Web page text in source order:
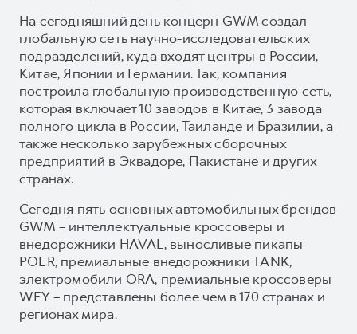
На сегодняшний день концерн GWM создал
глобальную сеть научно-исследовательских
подразделений, куда входят центры в России,
Китае, Японии и Германии. Так, компания
построила глобальную производственную сеть,
которая включает 10 заводов в Китае, 3 завода
полного цикла в России, Таиланде и Бразилии, а
также несколько зарубежных сборочных
предприятий в Эквадоре, Пакистане и других
странах.
Сегодня пять основных автомобильных брендов
GWM – интеллектуальные кроссоверы и
внедорожники HAVAL, выносливые пикапы
POER, премиальные внедорожники TANK,
электромобили ORA, премиальные кроссоверы
WEY – представлены более чем в 170 странах и
регионах мира.